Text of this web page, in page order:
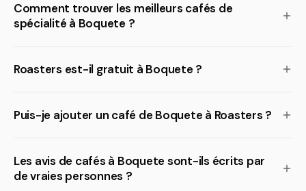
Comment trouver les meilleurs cafés de
spécialité à Boquete ?
Roasters est-il gratuit à Boquete ?
Puis-je ajouter un café de Boquete à Roasters ?
Les avis de cafés à Boquete sont-ils écrits par
de vraies personnes ?